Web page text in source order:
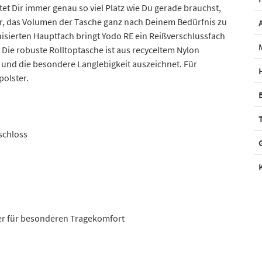
Dir immer genau so viel Platz wie Du gerade brauchst,
Volumen der Tasche ganz nach Deinem Bedürfnis zu
Hauptfach bringt Yodo RE ein Reißverschlussfach
robuste Rolltoptasche ist aus recyceltem Nylon
die besondere Langlebigkeit auszeichnet. Für
für besonderen Tragekomfort